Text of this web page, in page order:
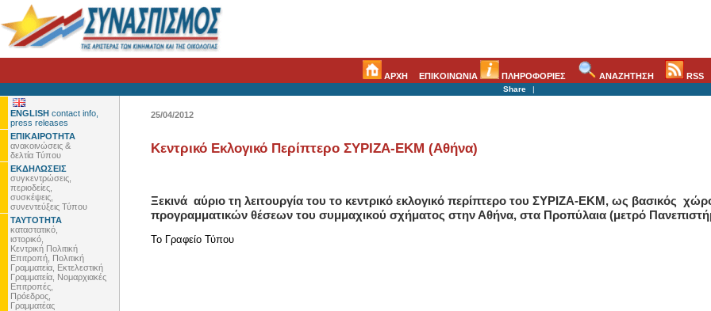
ΑΡΧΗ ΕΠΙΚΟΙΝΩΝΙΑ ΠΛΗΡΟΦΟΡΙΕΣ ΑΝΑΖΗΤΗΣΗ RSS
Share |
ENGLISH contact info,
press releases
ΕΠΙΚΑΙΡΟΤΗΤΑ
ανακοινώσεις &
δελτία Τύπου
ΕΚΔΗΛΩΣΕΙΣ
συγκεντρώσεις,
περιοδείες,
συσκέψεις,
συνεντεύξεις Τύπου
ΤΑΥΤΟΤΗΤΑ
καταστατικό,
ιστορικό,
Κεντρική Πολιτική
Επιτροπή, Πολιτική
Γραμματεία, Εκτελεστική
Γραμματεία, Νομαρχιακές
Επιτροπές,
Πρόεδρος,
Γραμματέας
25/04/2012
Κεντρικό Εκλογικό Περίπτερο ΣΥΡΙΖΑ-ΕΚΜ (Αθήνα)
Ξεκινά αύριο τη λειτουργία του το κεντρικό εκλογικό περίπτερο του ΣΥΡΙΖΑ-ΕΚΜ, ως βασικός
προγραμματικών θέσεων του συμμαχικού σχήματος στην Αθήνα, στα Προπύλαια (μετρό
To Γραφείο Τύπου